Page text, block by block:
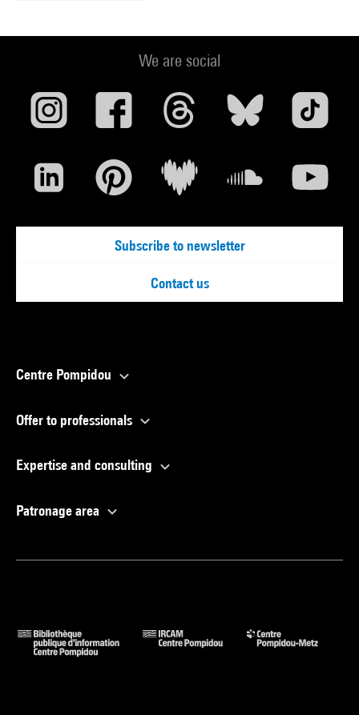
We are social
Subscribe to newsletter
Contact us
Centre Pompidou
Offer to professionals
Expertise and consulting
Patronage area